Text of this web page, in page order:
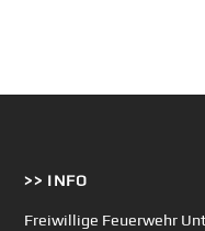
>> INFO
Freiwillige Feuerwehr